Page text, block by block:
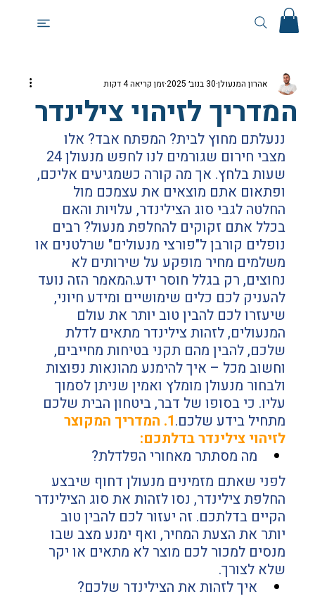
המדריך לזיהוי צילינדר
אהרון המנעולן 30 בנוב׳ 2025 זמן קריאה 4 דקות
ננעלתם מחוץ לבית? המפתח אבד? אלו
שעות בלחץ. אך מה קורה כשמגיעים אליכם,
ופתאום אתם מוצאים את עצמכם מול
החלטה לגבי סוג הצילינדר, עלויות והאם
בכלל אתם זקוקים להחלפת מנעול? רבים
נופלים קורבן ל"פורצי מנעולים" שרלטנים או
משלמים מחיר מופקע על שירותים לא
נחוצים, רק בגלל חוסר ידע.המאמר הזה נועד
להעניק לכם כלים שימושיים ומידע חיוני,
שיעזרו לכם להבין טוב יותר את עולם
המנעולים, לזהות צילינדר מתאים לדלת
שלכם, להבין מהם תקני בטיחות מחייבים,
וחשוב מכל – איך להימנע מהונאות נפוצות
ולבחור מנעולן מומלץ ואמין שניתן לסמוך
עליו. כי בסופו של דבר, ביטחון הבית שלכם
מתחיל בידע שלכם. 1. המדריך המקוצר
לזיהוי צילינדר בדלתכם:
מה מסתתר מאחורי הפלדלת?
לפני שאתם מזמינים מנעולן דחוף שיבצע
החלפת צילינדר, נסו לזהות את סוג הצילינדר
הקיים בדלתכם. זה יעזור לכם להבין טוב
יותר את הצעת המחיר, ואף ימנע מצב שבו
מנסים למכור לכם מוצר לא מתאים או יקר
שלא לצורך.
איך לזהות את הצילינדר שלכם?